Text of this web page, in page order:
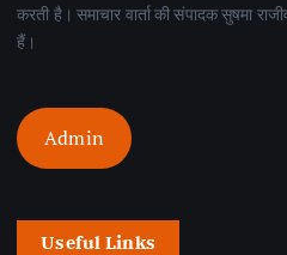
करती है। समाचार वार्ता की संपादक सुषमा
हैं।
Admin
Useful Links